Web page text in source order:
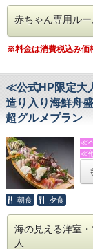
・
ご
※
ッ
が
（
－
・
・
・
・
・
送
ま
■特
０
・
・
バ
・
※
・
の
◆
人
洋
赤ちゃん専用ル
※料金は消費税込み価
≪公式HP限定大
造り入り海鮮舟
超グルメプラン
≪
≪
※
朝食 夕食
海の見える洋室
人